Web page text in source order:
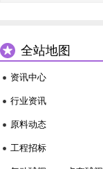
全站地图
资讯中心
行业资讯
原料动态
工程招标